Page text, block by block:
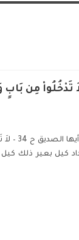
أيها الصديق ح 34 – لاَ
يوسف
كيل بعير ذلك